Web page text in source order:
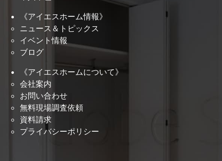
《アイエスホーム情報》
ニュース＆トピックス
イベント情報
ブログ
《アイエスホームについて》
会社案内
お問い合わせ
無料現場調査依頼
資料請求
プライバシーポリシー